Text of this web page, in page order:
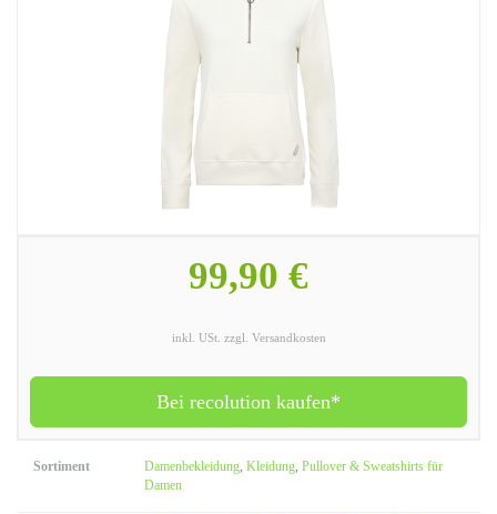
99,90 €
inkl. USt. zzgl. Versandkosten
Bei recolution kaufen*
Sortiment Damenbekleidung, Kleidung, Pullover & Sweatshirts für
Damen